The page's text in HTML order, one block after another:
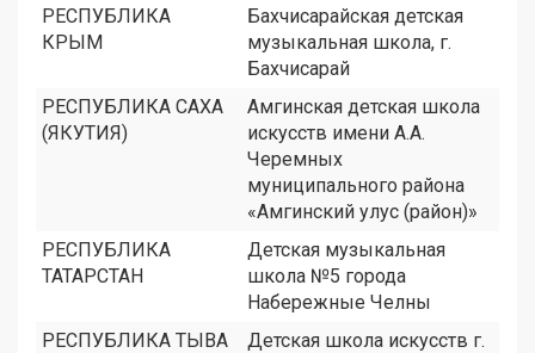
РЕСПУБЛИКА
КРЫМ
Бахчисарайская детская
музыкальная школа, г.
Бахчисарай
РЕСПУБЛИКА САХА
(ЯКУТИЯ)
Амгинская детская школа
искусств имени А.А.
Черемных
муниципального района
«Амгинский улус (район)»
РЕСПУБЛИКА
ТАТАРСТАН
Детская музыкальная
школа №5 города
Набережные Челны
РЕСПУБЛИКА ТЫВА
Детская школа искусств г.